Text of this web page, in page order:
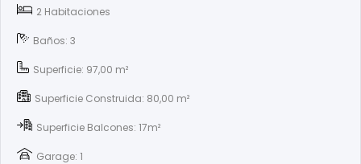
2 Habitaciones
Baños: 3
Superficie: 97,00 m²
Superficie Construida: 80,00 m²
Superficie Balcones: 17m²
Garage: 1